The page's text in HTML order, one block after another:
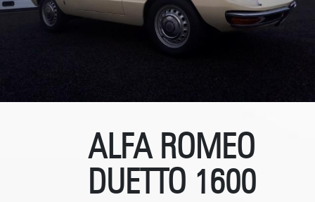
ALFA ROMEO
DUETTO 1600